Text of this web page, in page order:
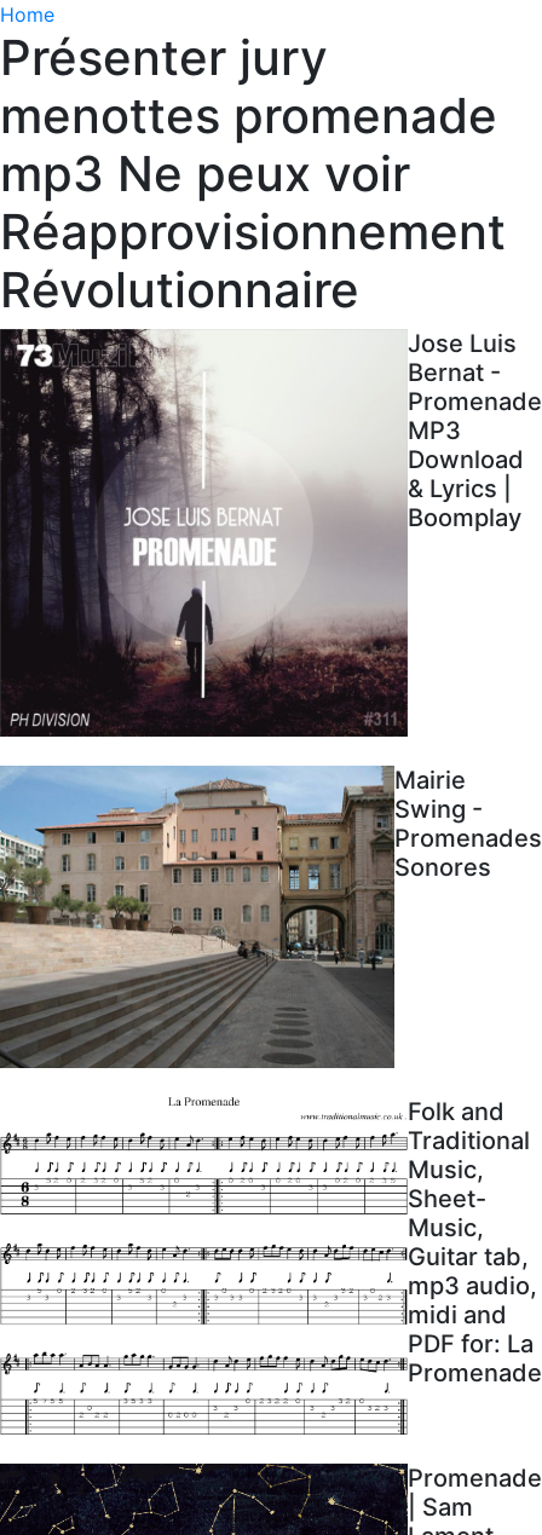
Home
Présenter jury
menottes promenade
mp3 Ne peux voir
Réapprovisionnement
Révolutionnaire
Jose Luis
Bernat -
Promenade
MP3
Download
& Lyrics |
Boomplay
Mairie
Swing -
Promenades
Sonores
Folk and
Traditional
Music,
Sheet-
Music,
Guitar tab,
mp3 audio,
midi and
PDF for: La
Promenade
Promenade
| Sam